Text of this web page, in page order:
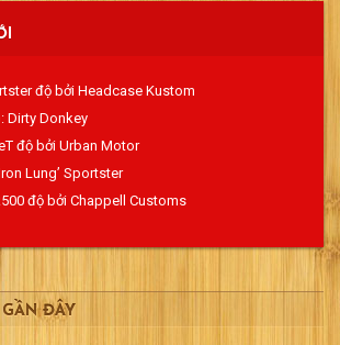
độ bởi Headcase Kustom
Dirty Donkey
độ bởi Urban Motor
Lung’ Sportster
độ bởi Chappell Customs
ĐÂY